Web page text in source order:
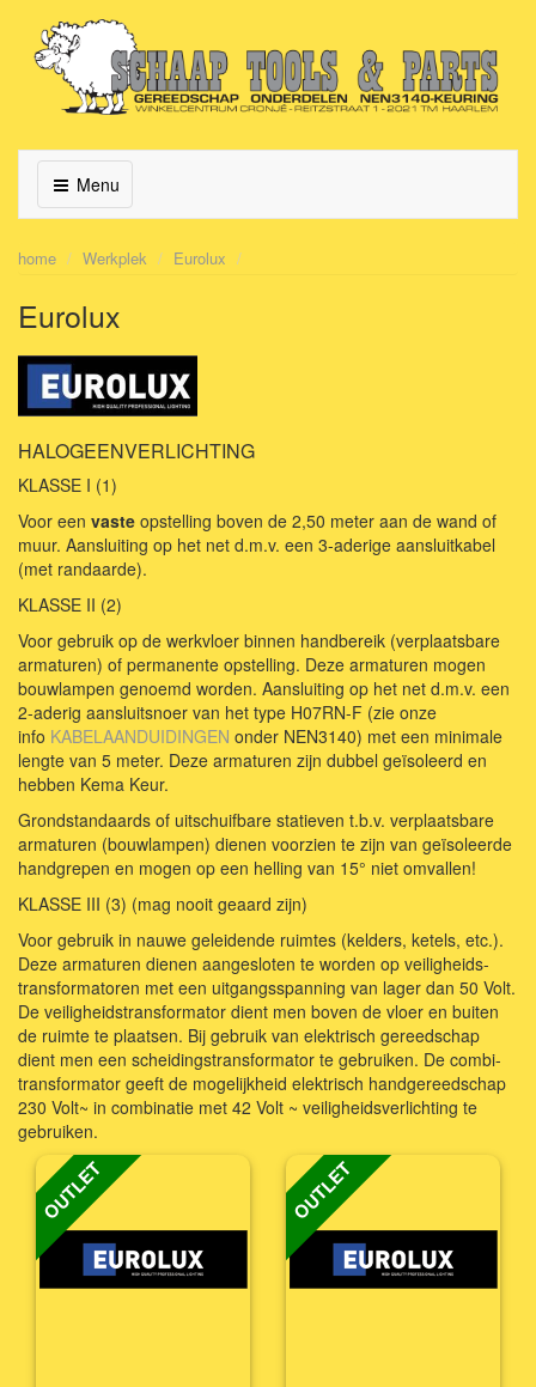
Menu
home Werkplek Eurolux
Eurolux
HALOGEENVERLICHTING
KLASSE I (1)
Voor een vaste opstelling boven de 2,50 meter aan de wand of
muur. Aansluiting op het net d.m.v. een 3-aderige aansluitkabel
(met randaarde).
KLASSE II (2)
Voor gebruik op de werkvloer binnen handbereik (verplaatsbare
armaturen) of permanente opstelling. Deze armaturen mogen
bouwlampen genoemd worden. Aansluiting op het net d.m.v. een
2-aderig aansluitsnoer van het type H07RN-F (zie onze
info KABELAANDUIDINGEN onder NEN3140) met een minimale
lengte van 5 meter. Deze armaturen zijn dubbel geïsoleerd en
hebben Kema Keur.
Grondstandaards of uitschuifbare statieven t.b.v. verplaatsbare
armaturen (bouwlampen) dienen voorzien te zijn van geïsoleerde
handgrepen en mogen op een helling van 15° niet omvallen!
KLASSE III (3) (mag nooit geaard zijn)
Voor gebruik in nauwe geleidende ruimtes (kelders, ketels, etc.).
Deze armaturen dienen aangesloten te worden op veiligheids-
transformatoren met een uitgangsspanning van lager dan 50 Volt.
De veiligheidstransformator dient men boven de vloer en buiten
de ruimte te plaatsen. Bij gebruik van elektrisch gereedschap
dient men een scheidingstransformator te gebruiken. De combi-
transformator geeft de mogelijkheid elektrisch handgereedschap
230 Volt~ in combinatie met 42 Volt ~ veiligheidsverlichting te
gebruiken.
OUTLET OUTLET